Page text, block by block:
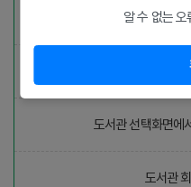
Play스토어, 앱스토어에서 출
도서관 선택화면에
도서관
알 수 없는